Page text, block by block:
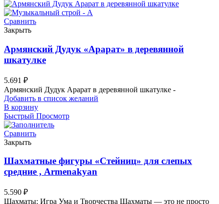
Сравнить
Закрыть
Армянский Дудук «Арарат» в деревянной
шкатулке
5.691 ₽
Армянский Дудук Арарат в деревянной шкатулке -
Добавить в список желаний
В корзину
Быстрый Просмотр
Сравнить
Закрыть
Шахматные фигуры «Стейниц» для слепых
средние , Armenakyan
5.590 ₽
Шахматы: Игра Ума и Творчества Шахматы — это не просто